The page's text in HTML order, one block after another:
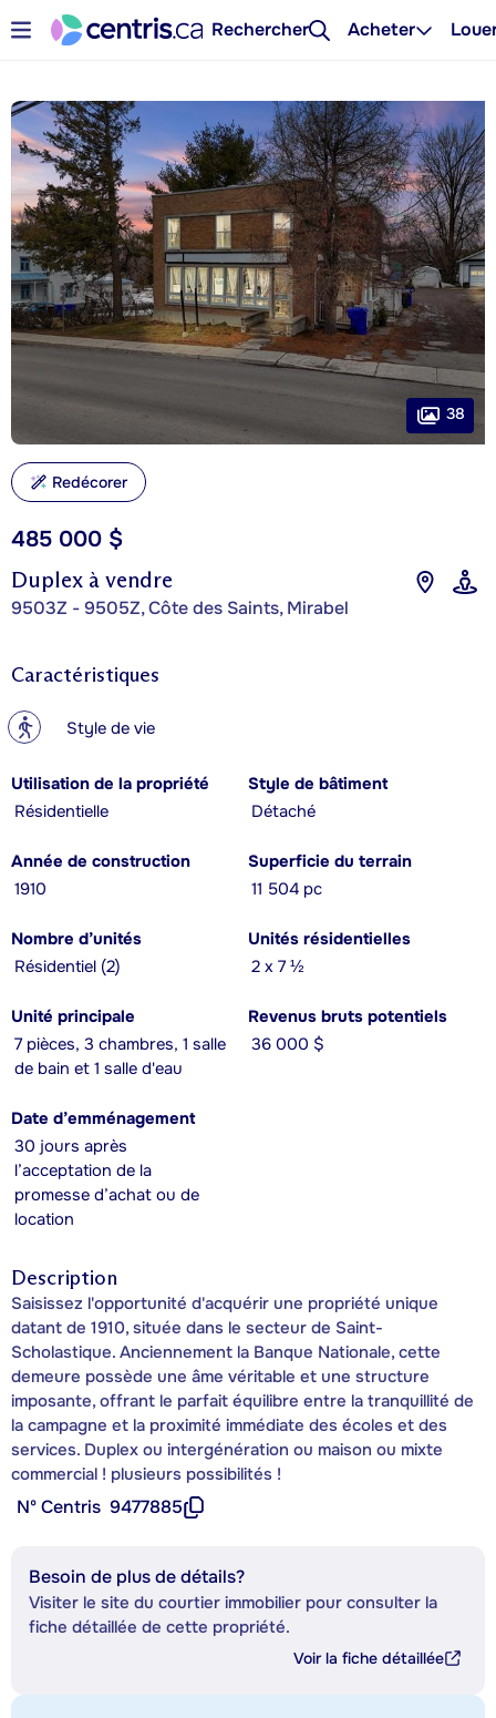
Rechercher Acheter
Duplex à vendre
9503Z - 9505Z, Côte des Saints, Mirabel
485 000 $
38
Redécorer
Caractéristiques
? Style de vie
Utilisation de la propriété
Résidentielle
Style de bâtiment
Détaché
Année de construction
1910
Superficie du terrain
11 504 pc
Nombre d’unités
Résidentiel (2)
Unités résidentielles
2 x 7 ½
Unité principale
7 pièces, 3 chambres, 1 salle
de bain et 1 salle d'eau
Revenus bruts potentiels
36 000 $
Date d’emménagement
30 jours après
l’acceptation de la
promesse d’achat ou de
location
Description
Saisissez l'opportunité d'acquérir une propriété unique
datant de 1910, située dans le secteur de Saint-
Scholastique. Anciennement la Banque Nationale, cette
demeure possède une âme véritable et une structure
imposante, offrant le parfait équilibre entre la tranquillité de
la campagne et la proximité immédiate des écoles et des
services. Duplex ou intergénération ou maison ou mixte
commercial ! plusieurs possibilités !
Nº Centris 9477885
Besoin de plus de détails?
Visiter le site du courtier immobilier pour consulter la
fiche détaillée de cette propriété.
Voir la fiche détaillée